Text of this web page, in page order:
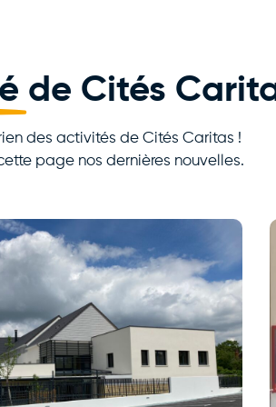
de Cités
des activités de Cités Caritas !
page nos dernières nouvelles.